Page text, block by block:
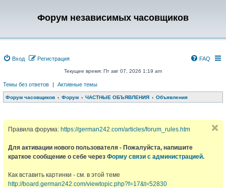
Форум независимых часовщиков
Вход Регистрация FAQ
Текущее время: Пт авг 07, 2026 1:19 am
Темы без ответов | Активные темы
Форум часовщиков Форум ЧАСТНЫЕ ОБЪЯВЛЕНИЯ Объявления
Правила форума: https://german242.com/articles/forum_rules.htm
Для активации нового пользователя - Пожалуйста, напишите
краткое сообщение о себе через Форму связи с администрацией.
Как вставить картинки - см. в этой теме
http://board.german242.com/viewtopic.php?f=17&t=52830